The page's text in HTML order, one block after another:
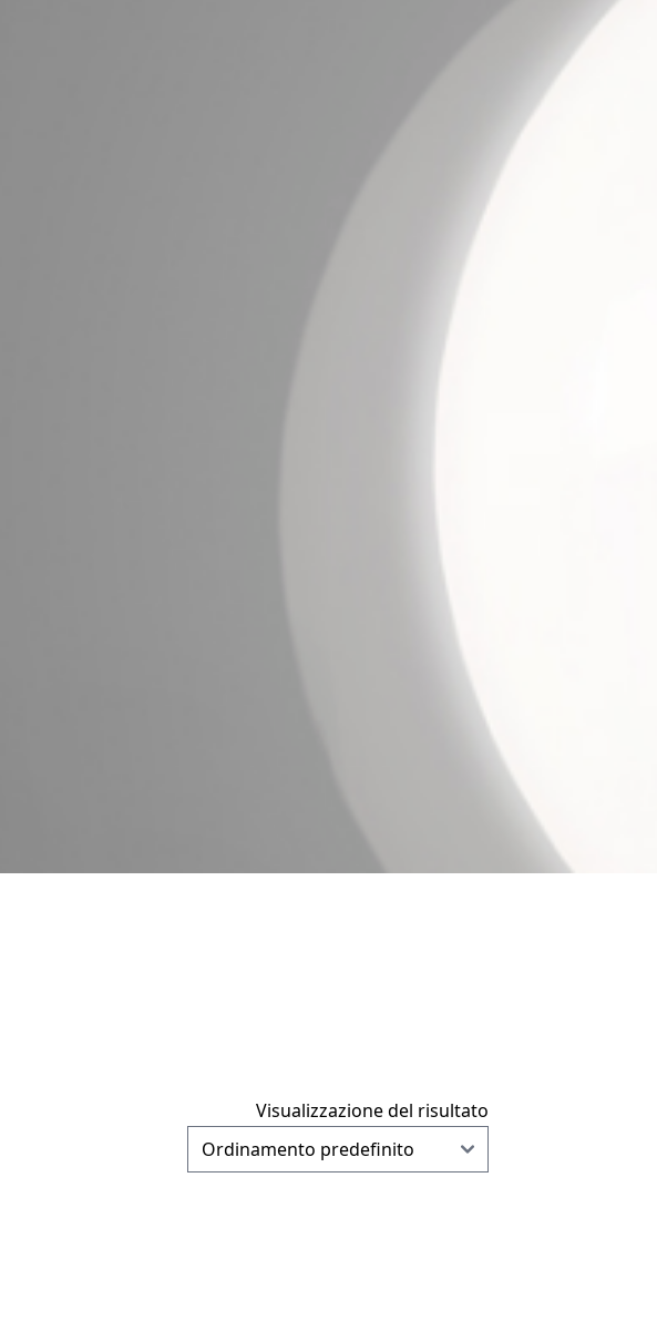
Visualizzazione del risultato